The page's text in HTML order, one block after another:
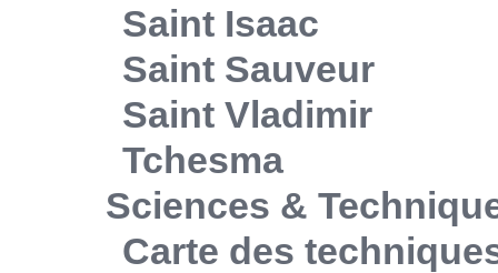
Saint Isaac
Saint Sauveur
Saint Vladimir
Tchesma
Sciences &
Carte des